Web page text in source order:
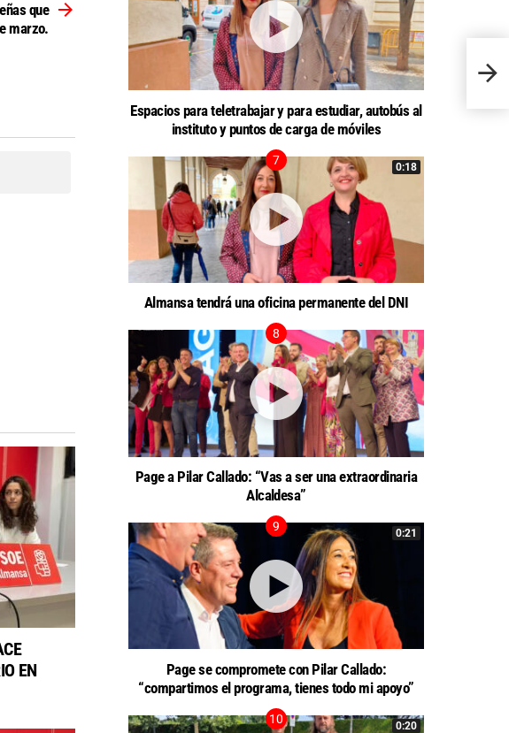
que
marzo.
EN
El
Espacios para teletrabajar y para estudiar, autobús al
instituto y puntos de carga de móviles
0:18
Almansa tendrá una oficina permanente del DNI
Page a Pilar Callado: “Vas a ser una extraordinaria
Alcaldesa”
0:21
Page se compromete con Pilar Callado:
“compartimos el programa, tienes todo mi apoyo”
0:20